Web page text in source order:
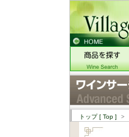
トップ[ Top ] >